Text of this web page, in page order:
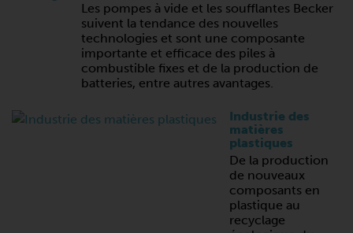
Les pompes à vide et les soufflantes Becker
suivent la tendance des nouvelles
technologies et sont une composante
importante et efficace des piles à
combustible fixes et de la production de
batteries, entre autres avantages.
Industrie des
matières
plastiques
De la production
de nouveaux
composants en
plastique au
recyclage